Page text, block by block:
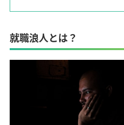
就職浪人とは？